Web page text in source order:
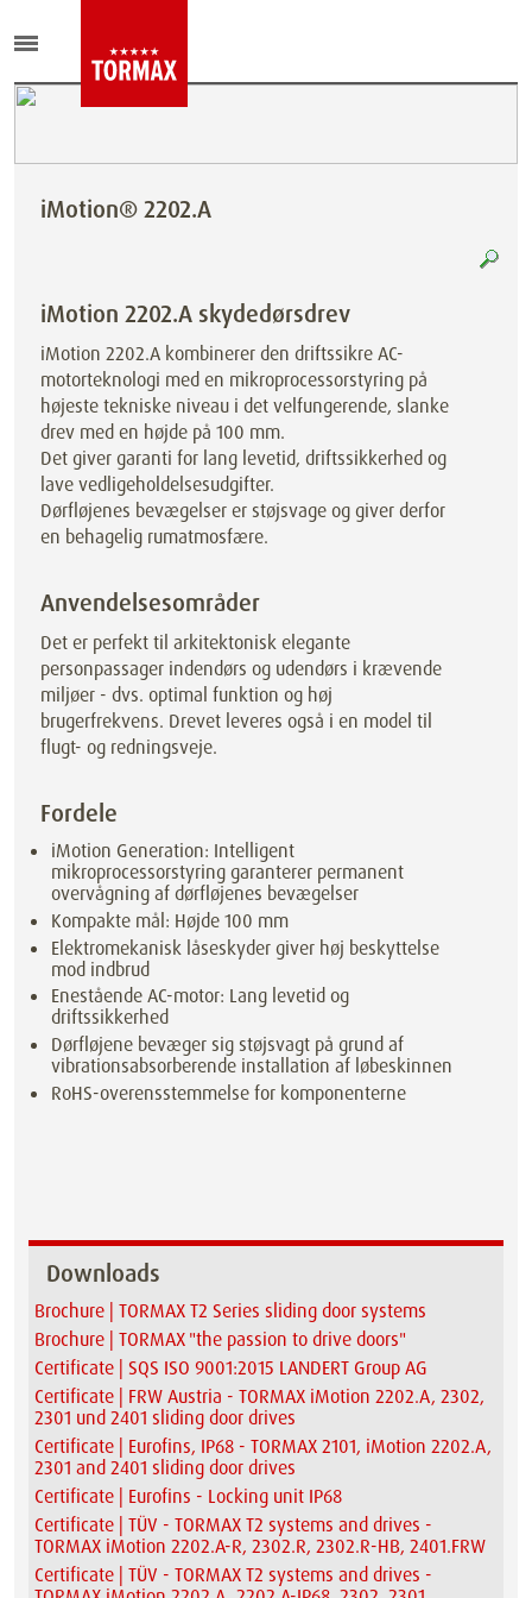
iMotion® 2202.A
iMotion 2202.A skydedørsdrev
iMotion 2202.A kombinerer den driftssikre AC-
motorteknologi med en mikroprocessorstyring på
højeste tekniske niveau i det velfungerende, slanke
drev med en højde på 100 mm.
Det giver garanti for lang levetid, driftssikkerhed og
lave vedligeholdelsesudgifter.
Dørfløjenes bevægelser er støjsvage og giver derfor
en behagelig rumatmosfære.
Anvendelsesområder
Det er perfekt til arkitektonisk elegante
personpassager indendørs og udendørs i krævende
miljøer - dvs. optimal funktion og høj
brugerfrekvens. Drevet leveres også i en model til
flugt- og redningsveje.
Fordele
iMotion Generation: Intelligent
mikroprocessorstyring garanterer permanent
overvågning af dørfløjenes bevægelser
Kompakte mål: Højde 100 mm
Elektromekanisk låseskyder giver høj beskyttelse
mod indbrud
Enestående AC-motor: Lang levetid og
driftssikkerhed
Dørfløjene bevæger sig støjsvagt på grund af
vibrationsabsorberende installation af løbeskinnen
RoHS-overensstemmelse for komponenterne
Downloads
Brochure | TORMAX T2 Series sliding door systems
Brochure | TORMAX "the passion to drive doors"
Certificate | SQS ISO 9001:2015 LANDERT Group AG
Certificate | FRW Austria - TORMAX iMotion 2202.A, 2302,
2301 und 2401 sliding door drives
Certificate | Eurofins, IP68 - TORMAX 2101, iMotion 2202.A,
2301 and 2401 sliding door drives
Certificate | Eurofins - Locking unit IP68
Certificate | TÜV - TORMAX T2 systems and drives -
TORMAX iMotion 2202.A-R, 2302.R, 2302.R-HB, 2401.FRW
Certificate | TÜV - TORMAX T2 systems and drives -